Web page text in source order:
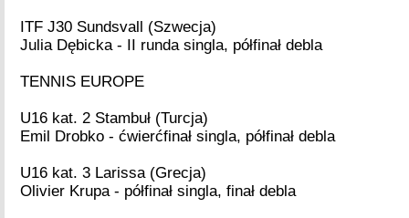
ITF J30 Sundsvall (Szwecja)
Julia Dębicka - II runda singla, półfinał debla
TENNIS EUROPE
U16 kat. 2 Stambuł (Turcja)
Emil Drobko - ćwierćfinał singla, półfinał debla
U16 kat. 3 Larissa (Grecja)
Olivier Krupa - półfinał singla, finał debla